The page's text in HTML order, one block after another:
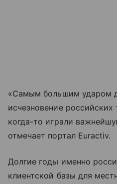
«Самым большим ударом
исчезновение
когда-то играли
отмечает портал Euractiv.
Долгие годы именно
клиентской базы для